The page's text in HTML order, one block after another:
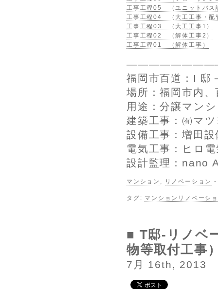
工事工程05 （ユニットバス
工事工程04 （大工工事・配
工事工程03 （大工工事1）
工事工程02 （解体工事2）
工事工程01 （解体工事）
福岡市百道：I 邸
場所：福岡市内、
用途：分譲マン
建築工事：㈲マ
設備工事：増田設
電気工事：ヒロ
設計監理：nano
マンション , リノベーション
タグ: マンションリノベーシ
■ T邸-リノベ
物等取付工事
7月 16th, 2013